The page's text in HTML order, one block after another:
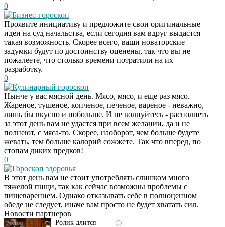
0
Бизнес-гороскоп
Проявите инициативу и предложите свои оригинальные
идеи на суд начальства, если сегодня вам вдруг выдастся
такая возможность. Скорее всего, ваши новаторские
задумки будут по достоинству оценены, так что вы не
пожалеете, что столько времени потратили на их
разработку.
0
Кулинарный гороскоп
Нынче у вас мясной день. Мясо, мясо, и еще раз мясо.
Жареное, тушеное, копченое, печеное, вареное - неважно,
лишь бы вкусно и побольше. И не волнуйтесь - располнеть
за этот день вам не удастся при всем желании, да и не
полнеют, с мяса-то. Скорее, наоборот, чем больше будете
жевать, тем больше калорий сожжете. Так что вперед, по
стопам диких предков!
0
Гороскоп здоровья
В этот день вам не стоит употреблять слишком много
тяжелой пищи, так как сейчас возможны проблемы с
пищеварением. Однако отказывать себе в полноценном
обеде не следует, иначе вам просто не будет хватать сил.
Новости партнеров
Скрытая камера на
пляже Крыма: Что
люди вытворяют, когда
их не видят...
i
Ролик длится